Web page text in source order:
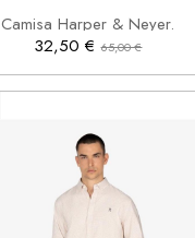
Camisa Harper & Neyer.
32,50 €65,00 €
 Añadir al carrito